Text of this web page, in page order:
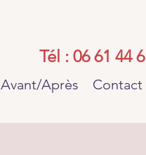
Avant/Après Contact